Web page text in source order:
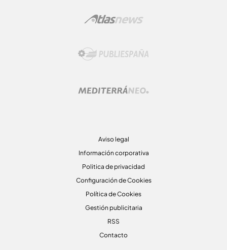
Aviso legal
Información corporativa
Politica de privacidad
Configuración de Cookies
Política de Cookies
Gestión publicitaria
RSS
Contacto